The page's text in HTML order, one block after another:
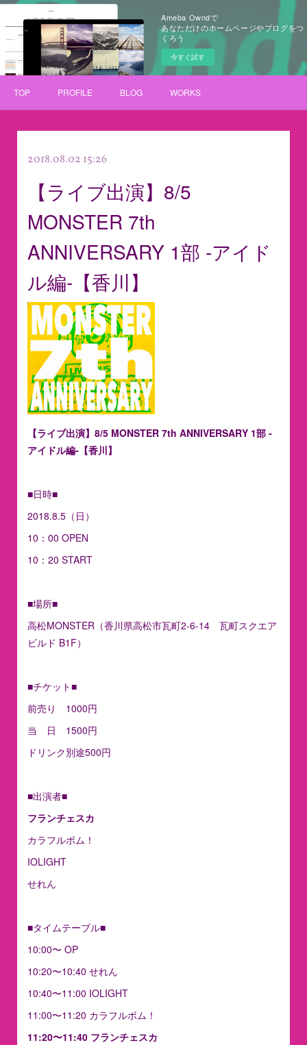
Ameba Owndで
あなただけのホームページやブログをつ
くろう
今すぐ試す
TOP PROFILE BLOG WORKS
2018.08.02 15:26
【ライブ出演】8/5
MONSTER 7th
ANNIVERSARY 1部 -アイド
ル編-【香川】
【ライブ出演】8/5 MONSTER 7th ANNIVERSARY 1部 -
アイドル編-【香川】
■日時■
2018.8.5（日）
10：00 OPEN
10：20 START
■場所■
高松MONSTER（香川県高松市瓦町2-6-14 瓦町スクエア
ビルド B1F）
■チケット■
前売り 1000円
当 日 1500円
ドリンク別途500円
■出演者■
フランチェスカ
カラフルボム！
IOLIGHT
せれん
■タイムテーブル■
10:00〜 OP
10:20〜10:40 せれん
10:40〜11:00 IOLIGHT
11:00〜11:20 カラフルボム！
11:20〜11:40 フランチェスカ